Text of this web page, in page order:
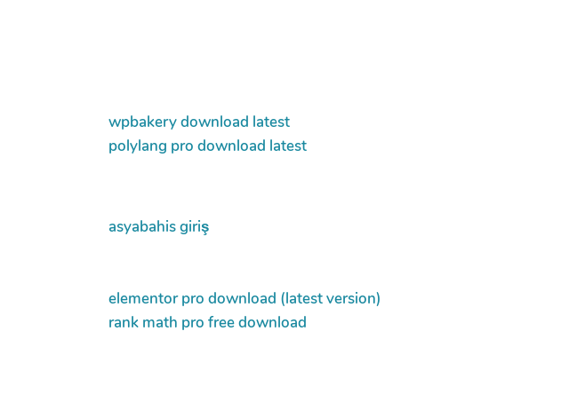
wpbakery download latest
polylang pro download latest
asyabahis giriş
elementor pro download (latest version)
rank math pro free download